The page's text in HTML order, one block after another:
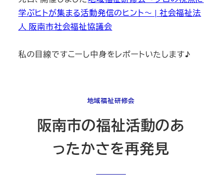
学ぶヒトが集まる活動発信のヒント～ | 社会福祉法
人 阪南市社会福祉協議会
私の目線ですこーし中身をレポートいたします♪
地域福祉研修会
阪南市の福祉活動のあ
ったかさを再発見